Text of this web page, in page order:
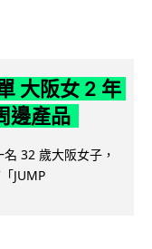
大阪女 2 年
邊產品
32 歲大阪女子，
JUMP